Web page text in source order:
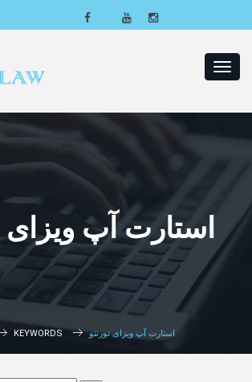
استارت آپ ویزای
KEYWORDS استارت آپ ویزای تورنتو